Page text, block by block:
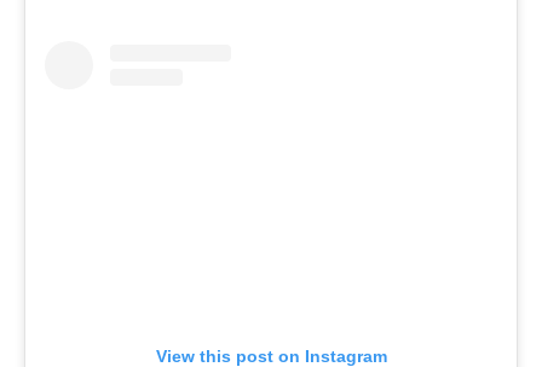
View this post on Instagram